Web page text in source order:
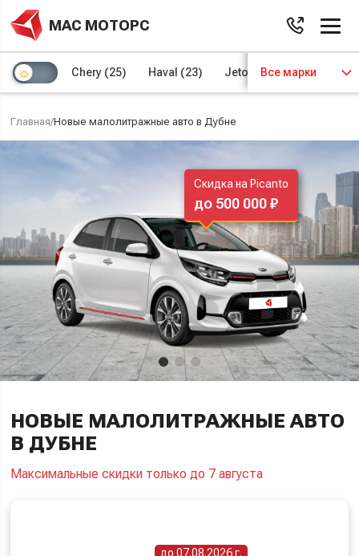
МАС МОТОРС
Chery (25) Haval (23) Jetour (8) Kaiyi (4)
Все марки
Главная/Новые малолитражные авто в Дубне
НОВЫЕ МАЛОЛИТРАЖНЫЕ АВТО
В ДУБНЕ
Максимальные скидки только до 7 августа
до 07.08.2026 г.
Скидка на Picanto
до 500 000 ₽